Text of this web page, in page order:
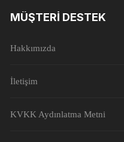
MÜŞTERI DESTEK
Hakkımızda
İletişim
KVKK Aydınlatma Metni